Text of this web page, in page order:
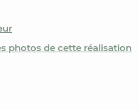
photos de cette réalisation